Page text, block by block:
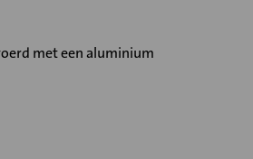
met een aluminium